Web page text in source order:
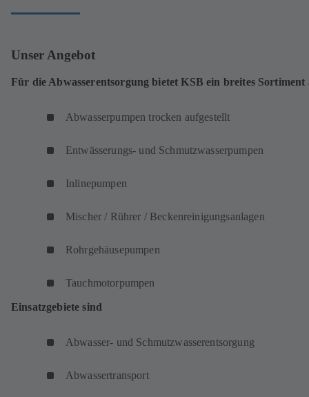
Unser Angebot
Für die Abwasserentsorgung bietet KSB ein breites Sortiment
Abwasserpumpen trocken aufgestellt
Entwässerungs- und Schmutzwasserpumpen
Inlinepumpen
Mischer / Rührer / Beckenreinigungsanlagen
Rohrgehäusepumpen
Tauchmotorpumpen
Einsatzgebiete sind
Abwasser- und Schmutzwasserentsorgung
Abwassertransport